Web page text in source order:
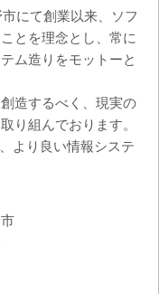
にて創業以来、ソフ
とを理念とし、常に
ム造りをモットーと
造するべく、現実の
り組んでおります。
より良い情報システ